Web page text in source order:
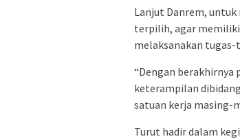
Lanjut Danrem,
terpilih, agar
melaksanakan tugas-
“Dengan
keterampilan
satuan kerja masing-
Turut hadir dalam